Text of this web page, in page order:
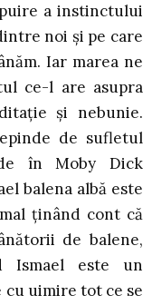
a instinctului
noi și pe care
Iar marea ne
ce-l are asupra
și nebunie.
de sufletul
în Moby Dick
balena albă este
ținând cont că
de balene,
Ismael este un
cu uimire tot ce se